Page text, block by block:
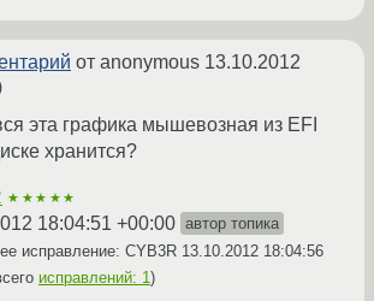
от anonymous 13.10.2012
эта графика мышевозная из EFI
хранится?
★★★★★
18:04:51 +00:00 автор топика
исправление: CYB3R 13.10.2012 18:04:56
исправлений: 1)